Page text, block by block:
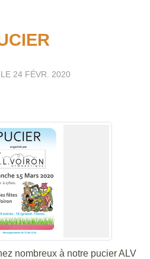
24 FÉVR. 2020
nombreux à notre pucier ALV